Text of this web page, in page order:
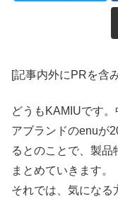
[記事内外にPRを含
どうもKAMIUです
アブランドのenuが
るとのことで、製品
まとめていきます。
それでは、気になる